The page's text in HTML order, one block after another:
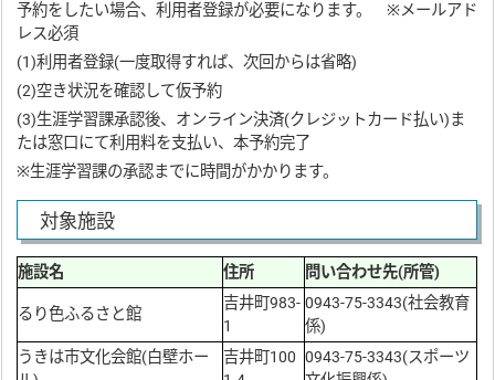
予約をしたい場合、利用者登録が必要になります。 ※メールアド
レス必須
(1)利用者登録(一度取得すれば、次回からは省略)
(2)空き状況を確認して仮予約
(3)生涯学習課承認後、オンライン決済(クレジットカード払い)ま
たは窓口にて利用料を支払い、本予約完了
※生涯学習課の承認までに時間がかかります。
対象施設
施設名 住所 問い合わせ先(所管)
るり色ふるさと館
吉井町983-
1
0943-75-3343(社会教育
係)
うきは市文化会館(白壁ホー
吉井町100 0943-75-3343(スポーツ